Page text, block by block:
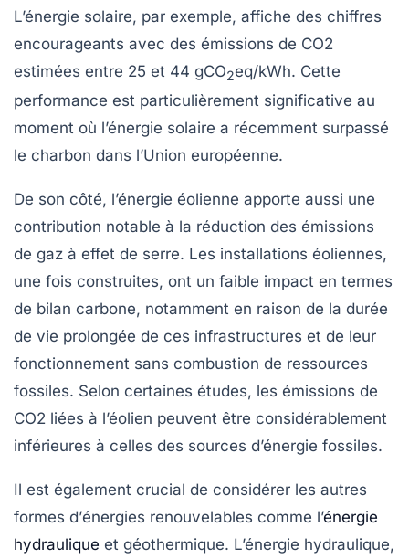
L’énergie solaire, par exemple, affiche des chiffres
encourageants avec des émissions de CO2
estimées entre 25 et 44 gCO2eq/kWh. Cette
performance est particulièrement significative au
moment où l’énergie solaire a récemment surpassé
le charbon dans l’Union européenne.
De son côté, l’énergie éolienne apporte aussi une
contribution notable à la réduction des émissions
de gaz à effet de serre. Les installations éoliennes,
une fois construites, ont un faible impact en termes
de bilan carbone, notamment en raison de la durée
de vie prolongée de ces infrastructures et de leur
fonctionnement sans combustion de ressources
fossiles. Selon certaines études, les émissions de
CO2 liées à l’éolien peuvent être considérablement
inférieures à celles des sources d’énergie fossiles.
Il est également crucial de considérer les autres
formes d’énergies renouvelables comme l’énergie
hydraulique et géothermique. L’énergie hydraulique,